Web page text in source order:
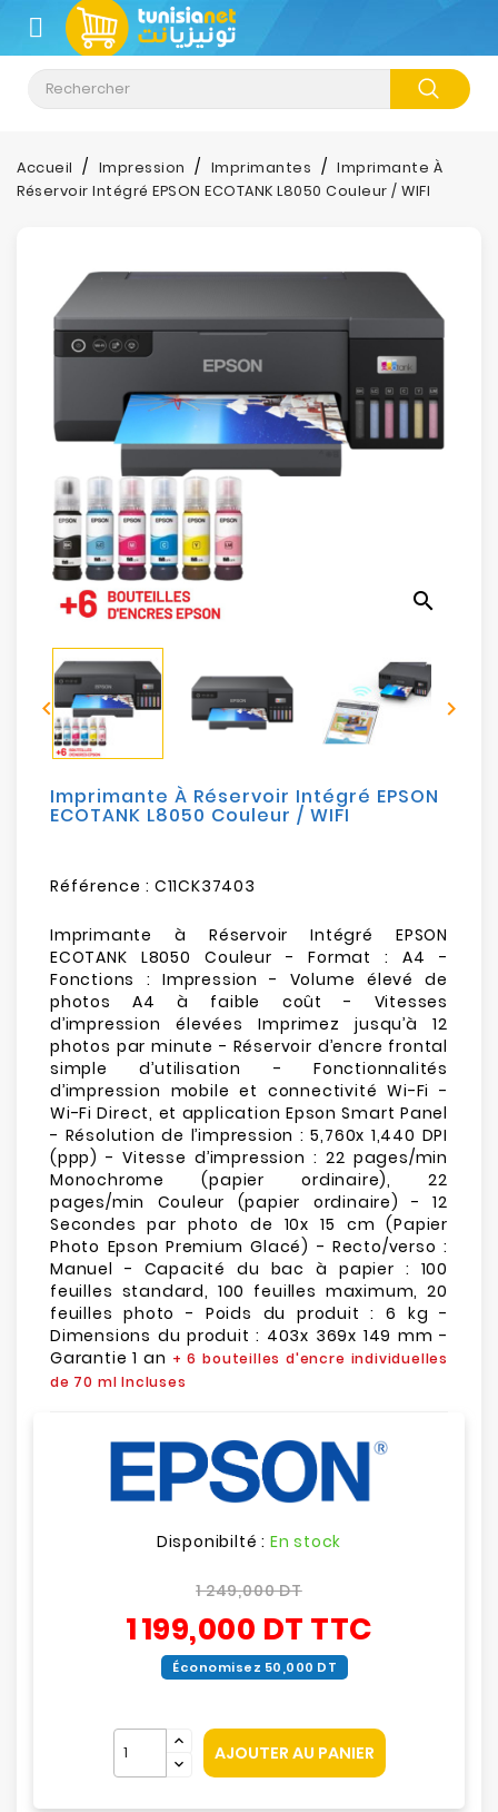
CATÉGORIE
Accueil Impression Imprimantes
Imprimante À
Réservoir Intégré EPSON ECOTANK L8050 Couleur / WIFI
search
 
Imprimante À Réservoir Intégré EPSON
ECOTANK L8050 Couleur / WIFI
Référence : C11CK37403
Imprimante à Réservoir Intégré EPSON
ECOTANK L8050 Couleur - Format : A4 -
Fonctions : Impression - Volume élevé de
photos A4 à faible coût - Vitesses
d’impression élevées Imprimez jusqu’à 12
photos par minute - Réservoir d’encre frontal
simple d’utilisation - Fonctionnalités
d’impression mobile et connectivité Wi-Fi -
Wi-Fi Direct, et application Epson Smart Panel
- Résolution de l’impression : 5,760x 1,440 DPI
(ppp) - Vitesse d’impression : 22 pages/min
Monochrome (papier ordinaire), 22
pages/min Couleur (papier ordinaire) - 12
Secondes par photo de 10x 15 cm (Papier
Photo Epson Premium Glacé) - Recto/verso :
Manuel - Capacité du bac à papier : 100
feuilles standard, 100 feuilles maximum, 20
feuilles photo - Poids du produit : 6 kg -
Dimensions du produit : 403‎x 369x 149 mm -
Garantie 1 an + 6 bouteilles d'encre individuelles
de 70 ml Incluses
Disponibilté : En stock
1 249,000 DT
1 199,000 DT TTC
Économisez 50,000 DT
AJOUTER AU PANIER